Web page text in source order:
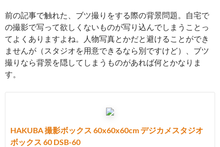
前の記事で触れた、ブツ撮りをする際の背景問題。自宅で
の撮影で写って欲しくないものが写り込んでしまうことっ
てよくありますよね。人物写真とかだと避けることができ
ませんが（スタジオを用意できるなら別ですけど）、ブツ
撮りなら背景を隠してしまうものがあれば何とかなりま
す。
HAKUBA 撮影ボックス 60x60x60cm デジカメスタジオ
ボックス 60 DSB-60